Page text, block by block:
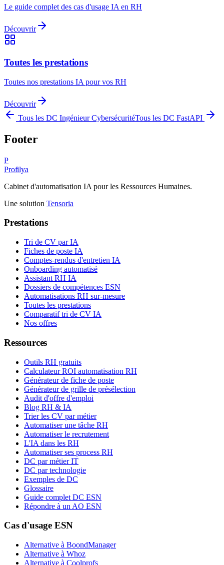
Le guide complet des cas d'usage IA en RH
Découvrir
Toutes les prestations
Toutes nos prestations IA pour vos RH
Découvrir
Tous les DC Ingénieur CybersécuritéTous les DC FastAPI
Footer
P
Profilya
Cabinet d'automatisation IA pour les Ressources Humaines.
Une solution Tensoria
Prestations
Tri de CV par IA
Fiches de poste IA
Comptes-rendus d'entretien IA
Onboarding automatisé
Assistant RH IA
Dossiers de compétences ESN
Automatisations RH sur-mesure
Toutes les prestations
Comparatif tri de CV IA
Nos offres
Ressources
Outils RH gratuits
Calculateur ROI automatisation RH
Générateur de fiche de poste
Générateur de grille de présélection
Audit d'offre d'emploi
Blog RH & IA
Trier les CV par métier
Automatiser une tâche RH
Automatiser le recrutement
L'IA dans les RH
Automatiser ses process RH
DC par métier IT
DC par technologie
Exemples de DC
Glossaire
Guide complet DC ESN
Répondre à un AO ESN
Cas d'usage ESN
Alternative à BoondManager
Alternative à Whoz
Alternative à Coolprofs